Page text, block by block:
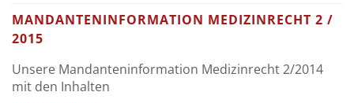
MANDANTENINFORMATION MEDIZINRECHT 2 /
2015
Unsere Mandanteninformation Medizinrecht 2/2014
mit den Inhalten